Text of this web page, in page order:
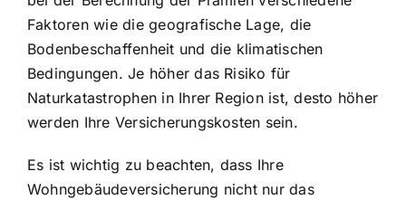
Faktoren wie die geografische Lage, die
Bodenbeschaffenheit und die klimatischen
Bedingungen. Je höher das Risiko für
Naturkatastrophen in Ihrer Region ist, desto höher
werden Ihre Versicherungskosten sein.
Es ist wichtig zu beachten, dass Ihre
Wohngebäudeversicherung nicht nur das